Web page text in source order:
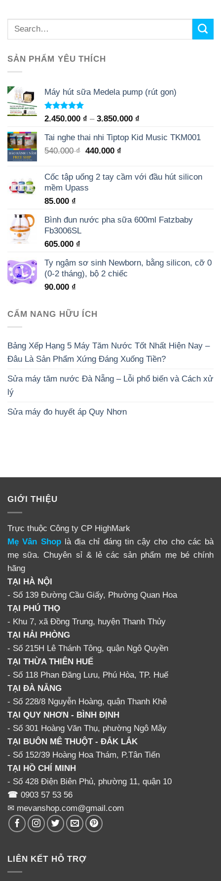
SẢN PHẨM YÊU THÍCH
Máy hút sữa Medela pump (rút gọn)
Rated 5.00
2.450.000 ₫ – 3.850.000 ₫
Tai nghe thai nhi Tiptop Kid Music TKM001
540.000₫ 440.000 ₫
Cốc tập uống 2 tay cầm với đầu hút silicon
mềm Upass
85.000 ₫
Bình đun nước pha sữa 600ml Fatzbaby
Fb3006SL
605.000 ₫
Ty ngậm sơ sinh Newborn, bằng silicon, cỡ 0
(0-2 tháng), bộ 2 chiếc
90.000 ₫
CẨM NANG HỮU ÍCH
Bảng Xếp Hạng 5 Máy Tăm Nước Tốt Nhất Hiện Nay –
Đâu Là Sản Phẩm Xứng Đáng Xuống Tiền?
Sửa máy tăm nước Đà Nẵng – Lỗi phổ biến và Cách xử
lý
Sửa máy đo huyết áp Quy Nhơn
GIỚI THIỆU
Trực thuộc Công ty CP HighMark
Mẹ Vân Shoplà địa chỉ đáng tin cậy cho cho các bà
mẹ sữa. Chuyên sỉ & lẻ các sản phẩm mẹ bé chính
hãng
TẠI HÀ NỘI
- Số 139 Đường Cầu Giấy, Phường Quan Hoa
TẠI PHÚ THỌ
- Khu 7, xã Đồng Trung, huyện Thanh Thủy
TẠI HẢI PHÒNG
- Số 215H Lê Thánh Tông, quận Ngô Quyền
TẠI THỪA THIÊN HUẾ
- Số 118 Phan Đăng Lưu, Phú Hòa, TP. Huế
TẠI ĐÀ NẴNG
- Số 228/8 Nguyễn Hoàng, quận Thanh Khê
TẠI QUY NHƠN - BÌNH ĐỊNH
- Số 301 Hoàng Văn Thụ, phường Ngô Mây
TẠI BUÔN MÊ THUỘT - ĐẮK LẮK
- Số 152/39 Hoàng Hoa Thám, P.Tân Tiến
TẠI HỒ CHÍ MINH
- Số 428 Điện Biên Phủ, phường 11, quận 10
☎ 0903 57 53 56
✉ mevanshop.com@gmail.com
LIÊN KẾT HỖ TRỢ